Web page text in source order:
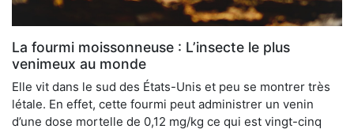
La fourmi moissonneuse : L’insecte le plus
venimeux au monde
Elle vit dans le sud des États-Unis et peu se montrer très
létale. En effet, cette fourmi peut administrer un venin
d’une dose mortelle de 0,12 mg/kg ce qui est vingt-cinq